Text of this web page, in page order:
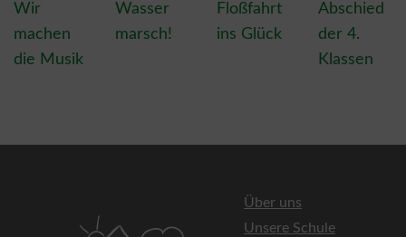
Wir
machen
die Musik
Wasser
marsch!
Floßfahrt
ins Glück
Abschied
der 4.
Klassen
Über uns
Unsere Schule